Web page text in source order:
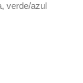
verde/azul